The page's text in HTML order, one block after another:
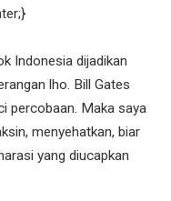
Indonesia dijadikan
lho. Bill Gates
percobaan. Maka saya
menyehatkan, biar
yang diucapkan